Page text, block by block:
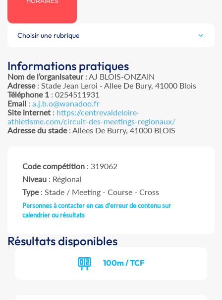
Choisir une rubrique
Informations pratiques
Nom de l’organisateur: AJ BLOIS-ONZAIN
Adresse: Stade Jean Leroi - Allee De Bury, 41000 Blois
Téléphone 1 : 0254511931
Email : a.j.b.o@wanadoo.fr
Site internet : https://centrevaldeloire-
athletisme.com/circuit-des-meetings-regionaux/
Adresse du stade: Allees De Burry, 41000 BLOIS
Code compétition : 319062
Niveau : Régional
Type: Stade / Meeting - Course - Cross
Personnes à contacter en cas d'erreur de contenu sur
calendrier ou résultats
Résultats disponibles
100m / TCF